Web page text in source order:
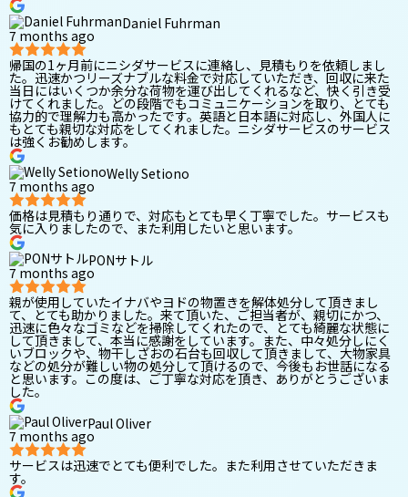
Daniel Fuhrman
7 months ago
帰国の1ヶ月前にニシダサービスに連絡し、見積もりを依頼しまし
た。迅速かつリーズナブルな料金で対応していただき、回収に来た
当日にはいくつか余分な荷物を運び出してくれるなど、快く引き受
けてくれました。どの段階でもコミュニケーションを取り、とても
協力的で理解力も高かったです。英語と日本語に対応し、外国人に
もとても親切な対応をしてくれました。ニシダサービスのサービス
は強くお勧めします。
Welly Setiono
7 months ago
価格は見積もり通りで、対応もとても早く丁寧でした。サービスも
気に入りましたので、また利用したいと思います。
PONサトル
7 months ago
親が使用していたイナバやヨドの物置きを解体処分して頂きまし
て、とても助かりました。来て頂いた、ご担当者が、親切にかつ、
迅速に色々なゴミなどを掃除してくれたので、とても綺麗な状態に
して頂きまして、本当に感謝をしています。また、中々処分しにく
いブロックや、物干しざおの石台も回収して頂きまして、大物家具
などの処分が難しい物の処分して頂けるので、今後もお世話になる
と思います。この度は、ご丁寧な対応を頂き、ありがとうございま
した。
Paul Oliver
7 months ago
サービスは迅速でとても便利でした。また利用させていただきま
す。